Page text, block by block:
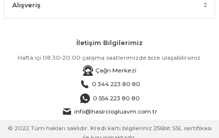
Alışveriş
İletişim Bilgilerimiz
Hafta içi 08.30-20.00 çalışma saatlerimizde bize ulaşabilirsiniz.
Çağrı Merkezi
0 344 223 80 80
0 554 223 80 80
info@hasirciogluavm.com.tr
© 2022 Tüm hakları saklıdır. Kredi kartı bilgileriniz 256bit SSL sertifikası